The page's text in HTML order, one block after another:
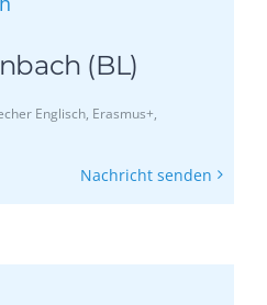
(BL)
Englisch, Erasmus+,
Nachricht senden